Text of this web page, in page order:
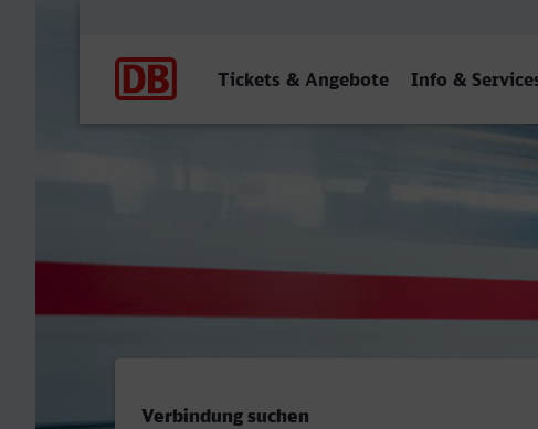
Tickets & Angebote Info &
Arnstadt Hbf - Naumburg
Verbindung suchen